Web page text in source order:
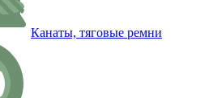
Канаты, тяговые ремни